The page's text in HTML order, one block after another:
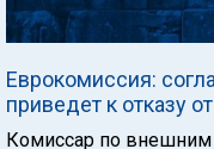
Еврокомиссия:
приведет к отказу
Комиссар по